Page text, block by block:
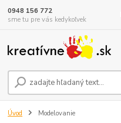
0948 156 772
sme tu pre vás kedykoľvek
Úvod Modelovanie